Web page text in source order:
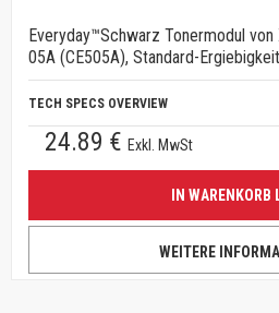
Everyday™Schwarz Tonermodul
05A (CE505A), Standard-Ergiebigkeit
TECH SPECS OVERVIEW
24.89 € Exkl. MwSt
IN WARENKORB
WEITERE